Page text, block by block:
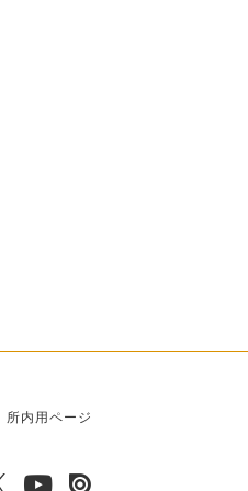
所内用ページ